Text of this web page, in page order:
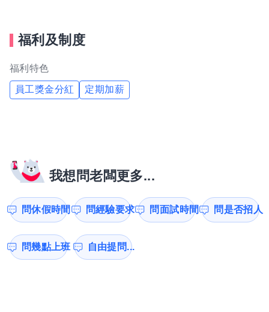
福利及制度
福利特色
員工獎金分紅 定期加薪
我想問老闆更多...
問休假時間 問經驗要求 問面試時間 問是否招人
問幾點上班 自由提問...